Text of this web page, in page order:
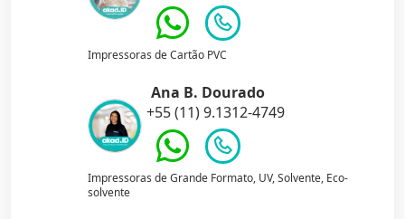
Impressoras de Cartão PVC
Ana B. Dourado
+55 (11) 9.1312-4749
Impressoras de Grande Formato, UV, Solvente, Eco-
solvente